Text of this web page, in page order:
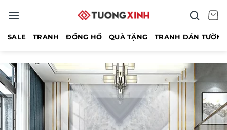
qua
SALE TRANH ĐỒNG HỒ QUÀ TẶNG TRANH DÁN